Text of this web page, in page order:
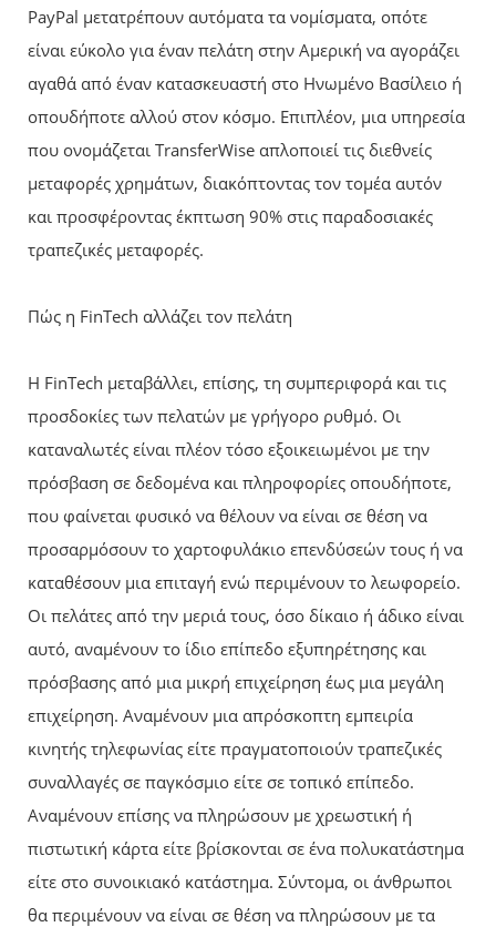
PayPal μετατρέπουν αυτόματα τα νομίσματα, οπότε
είναι εύκολο για έναν πελάτη στην Αμερική να αγοράζει
αγαθά από έναν κατασκευαστή στο Ηνωμένο Βασίλειο ή
οπουδήποτε αλλού στον κόσμο. Επιπλέον, μια υπηρεσία
που ονομάζεται TransferWise απλοποιεί τις διεθνείς
μεταφορές χρημάτων, διακόπτοντας τον τομέα αυτόν
και προσφέροντας έκπτωση 90% στις παραδοσιακές
τραπεζικές μεταφορές.
Πώς η FinTech αλλάζει τον πελάτη
Η FinTech μεταβάλλει, επίσης, τη συμπεριφορά και τις
προσδοκίες των πελατών με γρήγορο ρυθμό. Οι
καταναλωτές είναι πλέον τόσο εξοικειωμένοι με την
πρόσβαση σε δεδομένα και πληροφορίες οπουδήποτε,
που φαίνεται φυσικό να θέλουν να είναι σε θέση να
προσαρμόσουν το χαρτοφυλάκιο επενδύσεών τους ή να
καταθέσουν μια επιταγή ενώ περιμένουν το λεωφορείο.
Οι πελάτες από την μεριά τους, όσο δίκαιο ή άδικο είναι
αυτό, αναμένουν το ίδιο επίπεδο εξυπηρέτησης και
πρόσβασης από μια μικρή επιχείρηση έως μια μεγάλη
επιχείρηση. Αναμένουν μια απρόσκοπτη εμπειρία
κινητής τηλεφωνίας είτε πραγματοποιούν τραπεζικές
συναλλαγές σε παγκόσμιο είτε σε τοπικό επίπεδο.
Αναμένουν επίσης να πληρώσουν με χρεωστική ή
πιστωτική κάρτα είτε βρίσκονται σε ένα πολυκατάστημα
είτε στο συνοικιακό κατάστημα. Σύντομα, οι άνθρωποι
θα περιμένουν να είναι σε θέση να πληρώσουν με τα